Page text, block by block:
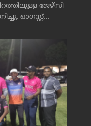
ജേഴ്‌സി
ഓഗസ്റ്റ്...